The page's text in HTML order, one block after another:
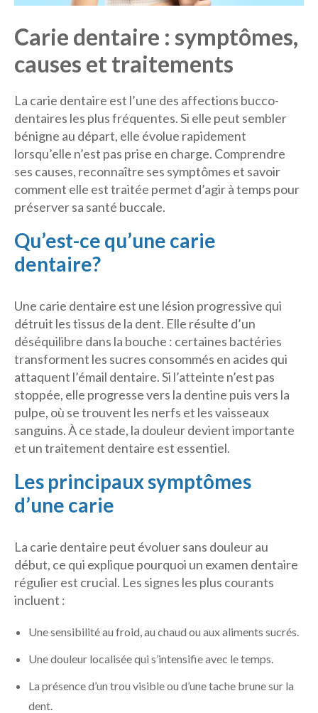
Nous joindre
Politique de confidentialité
Carie dentaire : symptômes,
causes et traitements
La carie dentaire est l’une des affections bucco-
dentaires les plus fréquentes. Si elle peut sembler
bénigne au départ, elle évolue rapidement
lorsqu’elle n’est pas prise en charge. Comprendre
ses causes, reconnaître ses symptômes et savoir
comment elle est traitée permet d’agir à temps pour
préserver sa santé buccale.
Qu’est-ce qu’une carie
dentaire?
Une carie dentaire est une lésion progressive qui
détruit les tissus de la dent. Elle résulte d’un
déséquilibre dans la bouche : certaines bactéries
transforment les sucres consommés en acides qui
attaquent l’émail dentaire. Si l’atteinte n’est pas
stoppée, elle progresse vers la dentine puis vers la
pulpe, où se trouvent les nerfs et les vaisseaux
sanguins. À ce stade, la douleur devient importante
et un traitement dentaire est essentiel.
Les principaux symptômes
d’une carie
La carie dentaire peut évoluer sans douleur au
début, ce qui explique pourquoi un examen dentaire
régulier est crucial. Les signes les plus courants
incluent :
Une sensibilité au froid, au chaud ou aux aliments sucrés.
Une douleur localisée qui s’intensifie avec le temps.
La présence d’un trou visible ou d’une tache brune sur la
dent.